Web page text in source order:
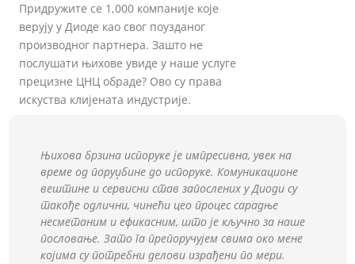
Придружите се 1,000 компаније које
верују у Диоде као свог поузданог
производног партнера. Зашто не
послушати њихове увиде у наше услуге
прецизне ЦНЦ обраде? Ово су права
искуства клијената индустрије.
Њихова брзина испоруке је импресивна, увек на
време од поруџбине до испоруке. Комуникационе
вештине и сервисни став запослених у Диоди су
такође одлични, чинећи цео процес сарадње
несметаним и ефикасним, што је кључно за наше
пословање. Зато га препоручујем свима око мене
којима су потребни делови израђени по мери.